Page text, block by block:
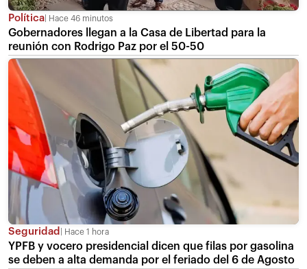
Política Hace 46 minutos
Gobernadores llegan a la Casa de Libertad para la
reunión con Rodrigo Paz por el 50-50
Seguridad Hace 1 hora
YPFB y vocero presidencial dicen que filas por gasolina
se deben a alta demanda por el feriado del 6 de Agosto